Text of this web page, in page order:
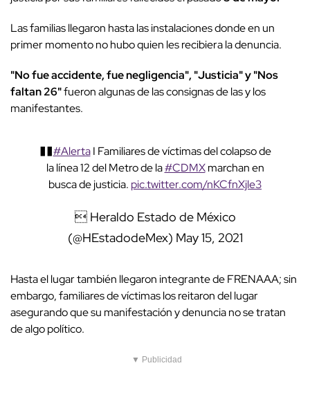
Las familias llegaron hasta las instalaciones donde en un
primer momento no hubo quien les recibiera la denuncia.
"No fue accidente, fue negligencia", "Justicia" y "Nos
faltan 26"fueron algunas de las consignas de las y los
manifestantes.
��#AlertaI Familiares de víctimas del colapso de
la línea 12 del Metro de la#CDMXmarchan en
busca de justicia. pic.twitter.com/nKCfnXjle3
 Heraldo Estado de México
(@HEstadodeMex) May 15, 2021
Hasta el lugar también llegaron integrante de FRENAAA; sin
embargo, familiares de víctimas los reitaron del lugar
asegurando que su manifestación y denuncia no se tratan
de algo político.
▼ Publicidad